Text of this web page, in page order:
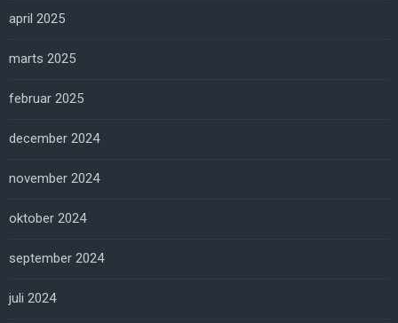
april 2025
marts 2025
februar 2025
december 2024
november 2024
oktober 2024
september 2024
juli 2024